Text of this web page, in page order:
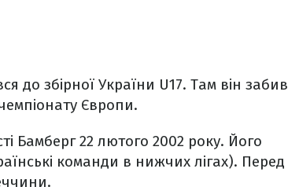
до збірної України U17. Там він забив
Європи.
Бамберг 22 лютого 2002 року. Його
команди в нижчих лігах). Перед